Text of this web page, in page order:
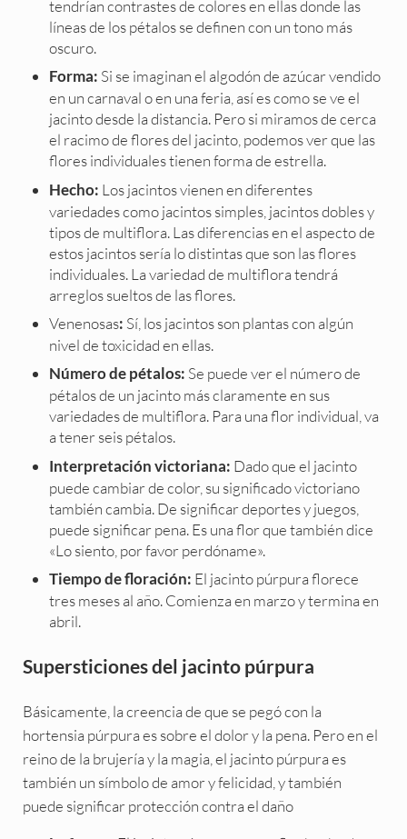
tendrían contrastes de colores en ellas donde las
líneas de los pétalos se definen con un tono más
oscuro.
Forma: Si se imaginan el algodón de azúcar vendido
en un carnaval o en una feria, así es como se ve el
jacinto desde la distancia. Pero si miramos de cerca
el racimo de flores del jacinto, podemos ver que las
flores individuales tienen forma de estrella.
Hecho: Los jacintos vienen en diferentes
variedades como jacintos simples, jacintos dobles y
tipos de multiflora. Las diferencias en el aspecto de
estos jacintos sería lo distintas que son las flores
individuales. La variedad de multiflora tendrá
arreglos sueltos de las flores.
Venenosas: Sí, los jacintos son plantas con algún
nivel de toxicidad en ellas.
Número de pétalos: Se puede ver el número de
pétalos de un jacinto más claramente en sus
variedades de multiflora. Para una flor individual, va
a tener seis pétalos.
Interpretación victoriana: Dado que el jacinto
puede cambiar de color, su significado victoriano
también cambia. De significar deportes y juegos,
puede significar pena. Es una flor que también dice
«Lo siento, por favor perdóname».
Tiempo de floración: El jacinto púrpura florece
tres meses al año. Comienza en marzo y termina en
abril.
Supersticiones del jacinto púrpura
Básicamente, la creencia de que se pegó con la
hortensia púrpura es sobre el dolor y la pena. Pero en el
reino de la brujería y la magia, el jacinto púrpura es
también un símbolo de amor y felicidad, y también
puede significar protección contra el daño